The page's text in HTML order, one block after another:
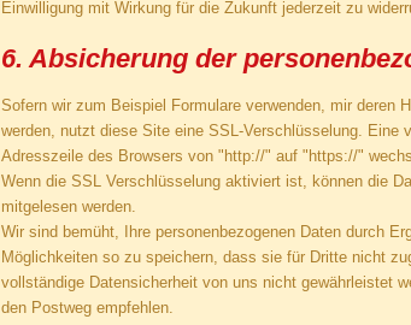
Einwilligung mit Wirkung für die Zukunft jederzeit zu
6. Absicherung der
Sofern wir zum Beispiel Formulare verwenden, mir deren
werden, nutzt diese Site eine SSL-Verschlüsselung. Eine
Adresszeile des Browsers von "http://" auf "https://"
Wenn die SSL Verschlüsselung aktiviert ist, können die
mitgelesen werden.
Wir sind bemüht, Ihre personenbezogenen Daten durch
Möglichkeiten so zu speichern, dass sie für Dritte nicht
vollständige Datensicherheit von uns nicht gewährleistet
den Postweg empfehlen.